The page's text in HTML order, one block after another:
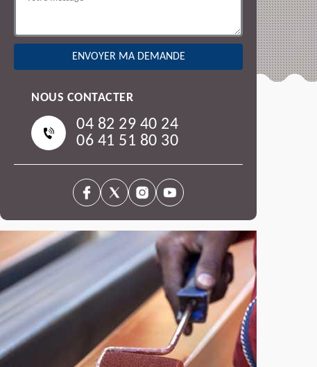
NOUS CONTACTER
04 82 29 40 24
06 41 51 80 30